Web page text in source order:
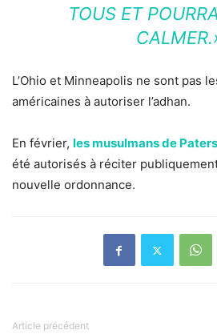
TOUS ET
L’Ohio et Minneapolis ne sont pas
américaines à autoriser l’adhan.
En février, les musulmans de
été autorisés à réciter publiquement
nouvelle ordonnance.
Article précédent